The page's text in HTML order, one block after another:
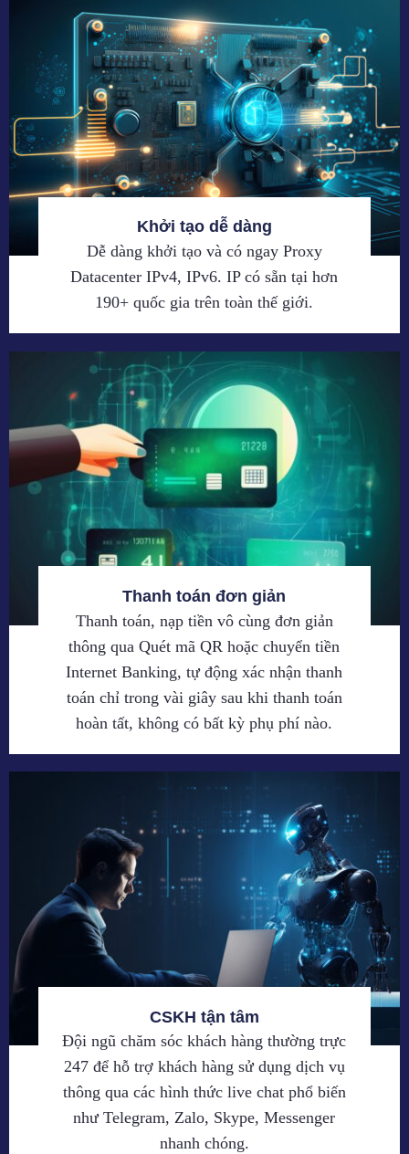
Khởi tạo dễ dàng
Dễ dàng khởi tạo và có ngay Proxy
Datacenter IPv4, IPv6. IP có sẵn tại hơn
190+ quốc gia trên toàn thế giới.
Thanh toán đơn giản
Thanh toán, nạp tiền vô cùng đơn giản
thông qua Quét mã QR hoặc chuyển tiền
Internet Banking, tự động xác nhận thanh
toán chỉ trong vài giây sau khi thanh toán
hoàn tất, không có bất kỳ phụ phí nào.
CSKH tận tâm
Đội ngũ chăm sóc khách hàng thường trực
247 để hỗ trợ khách hàng sử dụng dịch vụ
thông qua các hình thức live chat phổ biến
như Telegram, Zalo, Skype, Messenger
nhanh chóng.